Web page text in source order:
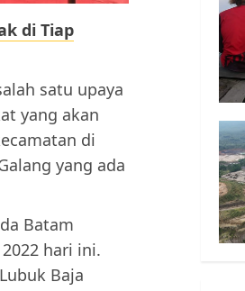
di Tiap
satu upaya
yang akan
di
yang ada
Batam
hari ini.
Baja
5